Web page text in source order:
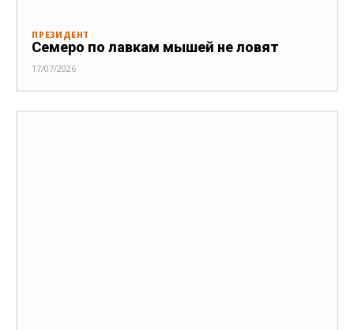
ПРЕЗИДЕНТ
Семеро по лавкам мышей не ловят
17/07/2026